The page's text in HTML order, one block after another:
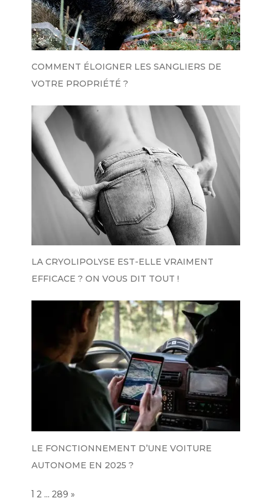
COMMENT ÉLOIGNER LES SANGLIERS DE
VOTRE PROPRIÉTÉ ?
LA CRYOLIPOLYSE EST-ELLE VRAIMENT
EFFICACE ? ON VOUS DIT TOUT !
LE FONCTIONNEMENT D’UNE VOITURE
AUTONOME EN 2025 ?
Page:
1 2 … 289 NEXT
»